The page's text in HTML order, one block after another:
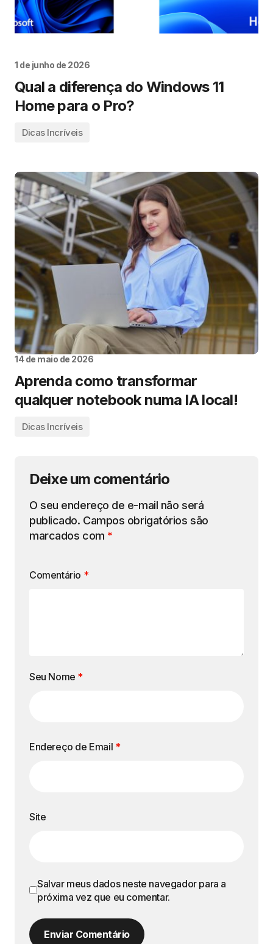
1 de junho de 2026
Qual a diferença do Windows 11
Home para o Pro?
Dicas Incríveis
14 de maio de 2026
Aprenda como transformar
qualquer notebook numa IA local!
Dicas Incríveis
Deixe um comentário
O seu endereço de e-mail não será
publicado. Campos obrigatórios são
marcados com *
Comentário *
Seu Nome *
Endereço de Email *
Site
Salvar meus dados neste navegador para a
próxima vez que eu comentar.
Enviar Comentário